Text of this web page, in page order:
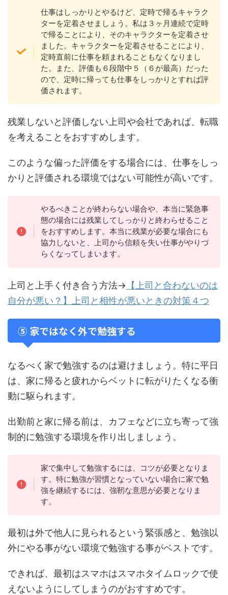
仕事はしっかりとやるけど、定時で帰るキャラク
ターを定着させましょう。私は３ヶ月連続で定時
で帰ることにより、そのキャラクターを定着させ
ました。キャラクターを定着させることにより、
定時直前に仕事を頼まれることもなくなりまし
た。また、評価も６段階中５（６が最高）だった
ので、定時に帰っても仕事をしっかりとすれば評
価されます。
残業しないと評価しない上司や会社であれば、転職
を考えることをおすすめします。
このような偏った評価をする場合には、仕事をしっ
かりと評価される環境ではない可能性が高いです。
やるべきことが終わらない場合や、本当に緊急事
態の場合には残業してしっかりと終わらせること
をおすすめします。本当に残業が必要な場合にも
協力しないと、上司から信頼を失い仕事がやりづ
らくなってしまいます。
上司と上手く付き合う方法→ 【上司と合わないのは
自分が悪い？】上司と相性が悪いときの対策４つ
⑤ 家ではなく外で勉強する
なるべく家で勉強するのは避けましょう。特に平日
は、家に帰ると疲れからベットに転がりたくなる衝
動に駆られます。
出勤前と家に帰る前は、カフェなどに立ち寄って強
制的に勉強する環境を作り出しましょう。
家で集中して勉強するには、コツが必要となりま
す。特に勉強が習慣となっていない場合に家で勉
強を継続するには、強靭な意思が必要となりま
す。
最初は外で他人に見られるという緊張感と、勉強以
外にやる事がない環境で勉強する事がベストです。
できれば、最初はスマホはスマホタイムロックで使
えないようにしてしまうのがおすすめです。